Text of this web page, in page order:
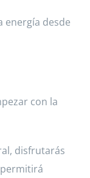
energía desde
con la
disfrutarás